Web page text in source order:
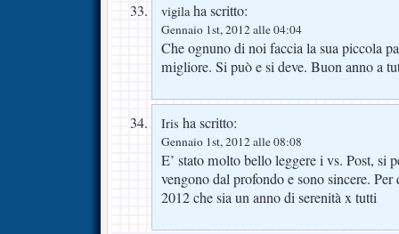
vigilaha scritto:
Gennaio 1st, 2012 alle 04:04
Che ognuno di noi faccia la sua piccola
migliore. Si può e si deve. Buon anno a
Iris ha scritto:
Gennaio 1st, 2012 alle 08:08
E’ stato molto bello leggere i vs. Post, si
vengono dal profondo e sono sincere.
2012 che sia un anno di serenità x tutti